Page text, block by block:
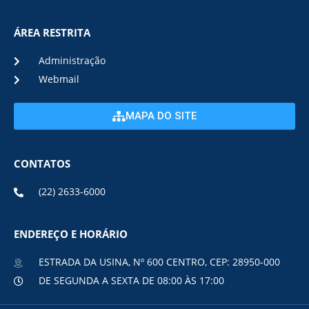
ÁREA RESTRITA
Administração
Webmail
MAPA DO SITE
CONTATOS
(22) 2633-6000
ENDEREÇO E HORÁRIO
ESTRADA DA USINA, Nº 600 CENTRO, CEP: 28950-000
DE SEGUNDA A SEXTA DE 08:00 ÀS 17:00